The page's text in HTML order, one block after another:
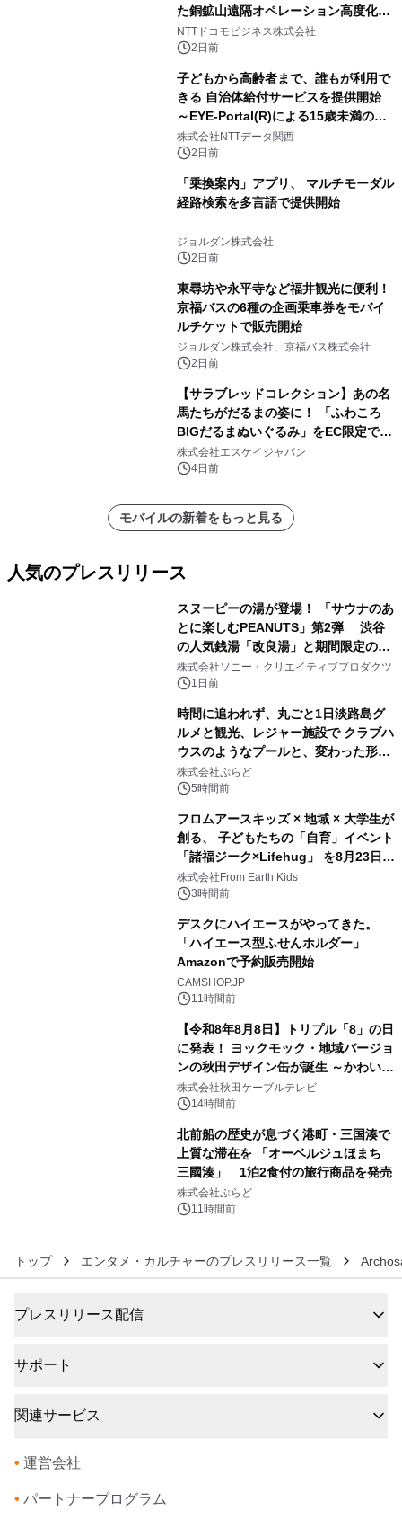
た銅鉱山遠隔オペレーション高度化に
向けた調査・実証を開始
NTTドコモビジネス株式会社
2日前
子どもから高齢者まで、誰もが利用で
きる 自治体給付サービスを提供開始
～EYE-Portal(R)による15歳未満の本
人認証と デジタルデバイド対策で実現
～
株式会社NTTデータ関西
2日前
「乗換案内」アプリ、 マルチモーダル
経路検索を多言語で提供開始
ジョルダン株式会社
2日前
東尋坊や永平寺など福井観光に便利！
京福バスの6種の企画乗車券をモバイ
ルチケットで販売開始
ジョルダン株式会社、京福バス株式会社
2日前
【サラブレッドコレクション】あの名
馬たちがだるまの姿に！ 「ふわころ
BIGだるまぬいぐるみ」をEC限定で受
注販売開始
株式会社エスケイジャパン
4日前
モバイルの新着をもっと見る
人気のプレスリリース
スヌーピーの湯が登場！ 「サウナのあ
とに楽しむPEANUTS」第2弾 渋谷
の人気銭湯「改良湯」と期間限定のコ
ラボレーション サウナイキタイコラ
ボグッズも発売決定！
株式会社ソニー・クリエイティブプロダクツ
1日前
時間に追われず、丸ごと1日淡路島グ
ルメと観光、レジャー施設で クラブハ
ウスのようなプールと、変わった形の
サウナも 「THE BOXY AWAJI」のお
得な素泊まり連泊プランで
株式会社ぷらど
5時間前
フロムアースキッズ × 地域 × 大学生が
創る、 子どもたちの「自育」イベント
「諸福ジーク×Lifehug」 を8月23日
(日)開催
株式会社From Earth Kids
3時間前
デスクにハイエースがやってきた。
「ハイエース型ふせんホルダー」
Amazonで予約販売開始
CAMSHOP.JP
11時間前
【令和8年8月8日】トリプル「8」の日
に発表！ ヨックモック・地域バージョ
ンの秋田デザイン缶が誕生 ～かわいい
秋田犬の子犬と秋田の四季と名所を巡
るパッケージ～ 9月1日(火)秋田県内で
株式会社秋田ケーブルテレビ
14時間前
北前船の歴史が息づく港町・三国湊で
上質な滞在を 「オーベルジュほまち
三國湊」 1泊2食付の旅行商品を発売
株式会社ぷらど
11時間前
トップ エンタメ・カルチャーのプレスリリース一覧
プレスリリース配信
サポート
関連サービス
• 運営会社
• パートナープログラム